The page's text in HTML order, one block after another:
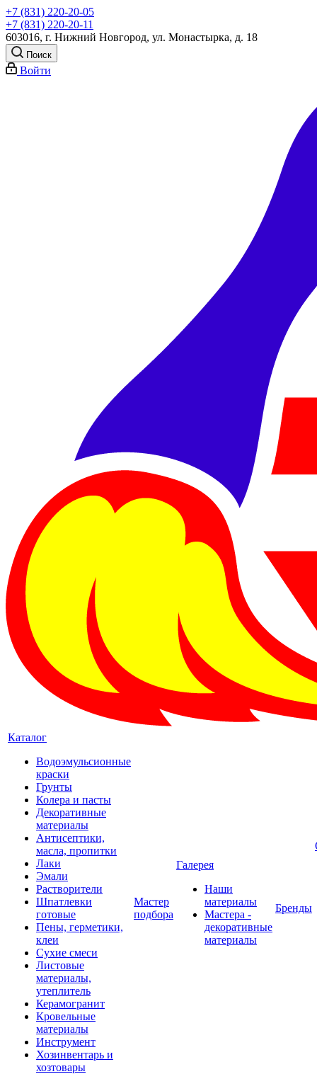
+7 (831) 220-20-05
+7 (831) 220-20-11
603016, г. Нижний Новгород, ул. Монастырка, д. 18
Поиск
Войти
Каталог
Водоэмульсионные
краски
Грунты
Колера и пасты
Декоративные
материалы
Антисептики,
масла, пропитки
Лаки
Эмали
Растворители
Шпатлевки
готовые
Пены, герметики,
клеи
Сухие смеси
Листовые
материалы,
утеплитель
Керамогранит
Кровельные
материалы
Инструмент
Хозинвентарь и
хозтовары
Мастер
подбора
Галерея
Наши
материалы
Мастера -
декоративные
материалы
Бренды